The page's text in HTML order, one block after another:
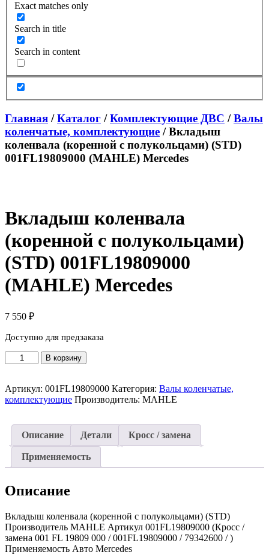
Exact matches only
Search in title
Search in content
Главная /Каталог /Комплектующие ДВС /Валы
коленчатые, комплектующие / Вкладыш
коленвала (коренной с полукольцами) (STD)
001FL19809000 (MAHLE) Mercedes
Вкладыш коленвала
(коренной с полукольцами)
(STD) 001FL19809000
(MAHLE) Mercedes
7 550 ₽
Доступно для предзаказа
Количество
товара
коленвала
(коренной
(STD)
001FL19809000
(MAHLE)
Mercedes
В корзину
Артикул: 001FL19809000 Категория: Валы коленчатые,
комплектующие Производитель: MAHLE
Описание Детали Кросс / замена
Применяемость
Описание
Вкладыш коленвала (коренной с полукольцами) (STD)
Производитель MAHLE Артикул 001FL19809000 (Кросс /
замена 001 FL 19809 000 / 001FL19809000 / 79342600 / )
Применяемость Авто Mercedes